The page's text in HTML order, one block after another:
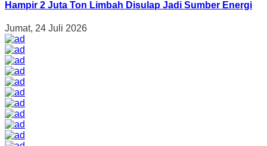
Hampir 2 Juta Ton Limbah Disulap Jadi Sumber Energi
Jumat, 24 Juli 2026